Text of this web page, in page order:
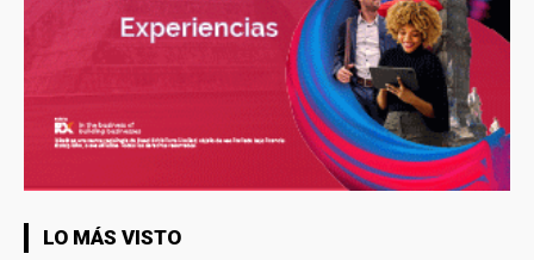
LO MÁS VISTO